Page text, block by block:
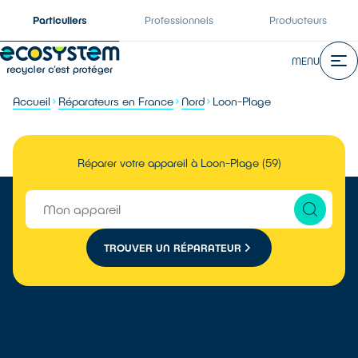
Particuliers Professionnels Producteurs
MENU
Accueil Réparateurs en France Nord Loon-Plage
Réparer votre appareil à Loon-Plage (59)
TROUVER UN RÉPARATEUR